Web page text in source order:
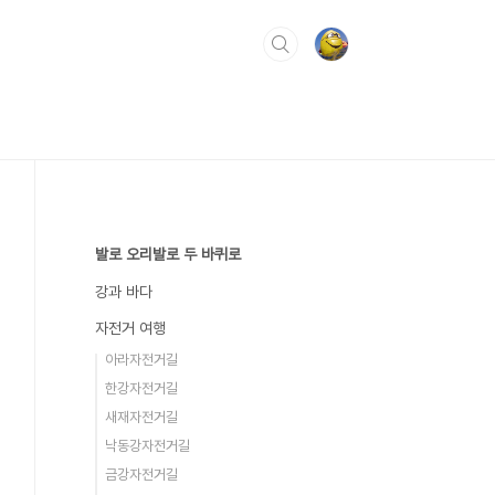
발로 오리발로 두 바퀴로
강과 바다
자전거 여행
아라자전거길
한강자전거길
새재자전거길
낙동강자전거길
금강자전거길